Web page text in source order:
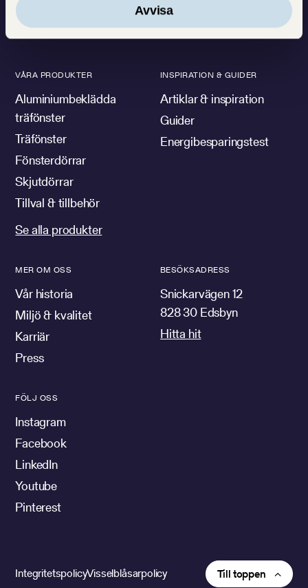
Avvisa
ljusare och vackrare
VÅRA PRODUKTER
Aluminiumbeklädda
träfönster
Träfönster
Fönsterdörrar
Skjutdörrar
Tillval & tillbehör
Se alla produkter
INSPIRATION & GUIDER
Artiklar & inspiration
Guider
Energibesparingstest
MER OM OSS
Vår historia
Miljö & kvalitet
Karriär
Press
BESÖKSADRESS
Snickarvägen 12
828 30 Edsbyn
Hitta hit
FÖLJ OSS
Instagram
Facebook
LinkedIn
Youtube
Pinterest
IntegritetspolicyVisselblåsarpolicy Till toppen